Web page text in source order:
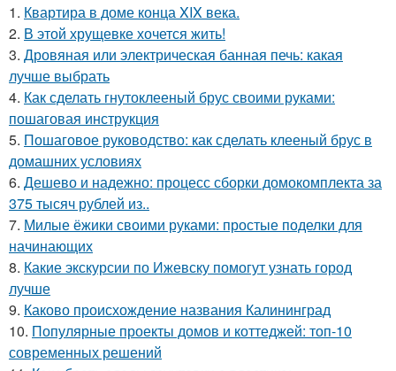
1. Квартира в доме конца XIX века.
2. В этой хрущевке хочется жить!
3. Дровяная или электрическая банная печь: какая
лучше выбрать
4. Как сделать гнутоклееный брус своими руками:
пошаговая инструкция
5. Пошаговое руководство: как сделать клееный брус в
домашних условиях
6. Дешево и надежно: процесс сборки домокомплекта за
375 тысяч рублей из..
7. Милые ёжики своими руками: простые поделки для
начинающих
8. Какие экскурсии по Ижевску помогут узнать город
лучше
9. Каково происхождение названия Калининград
10. Популярные проекты домов и коттеджей: топ-10
современных решений